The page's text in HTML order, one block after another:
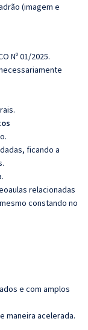
(imagem e
Nº 01/2025.
ficando a
relacionadas
constando no
e com amplos
maneira acelerada.